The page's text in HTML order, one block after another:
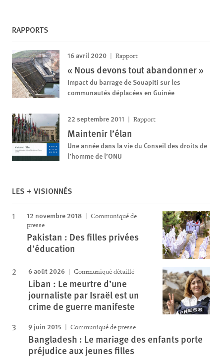
RAPPORTS
16 avril 2020 Rapport
« Nous devons tout abandonner »
Impact du barrage de Souapiti sur les
communautés déplacées en Guinée
22 septembre 2011 Rapport
Maintenir l’élan
Une année dans la vie du Conseil des droits de
l’homme de l’ONU
LES + VISIONNÉS
12 novembre 2018
Communiqué de
presse
Pakistan : Des filles privées
d’éducation
6 août 2026 Communiqué détaillé
Liban : Le meurtre d’une
journaliste par Israël est un
crime de guerre manifeste
9 juin 2015 Communiqué de presse
Bangladesh : Le mariage des enfants porte
préjudice aux jeunes filles